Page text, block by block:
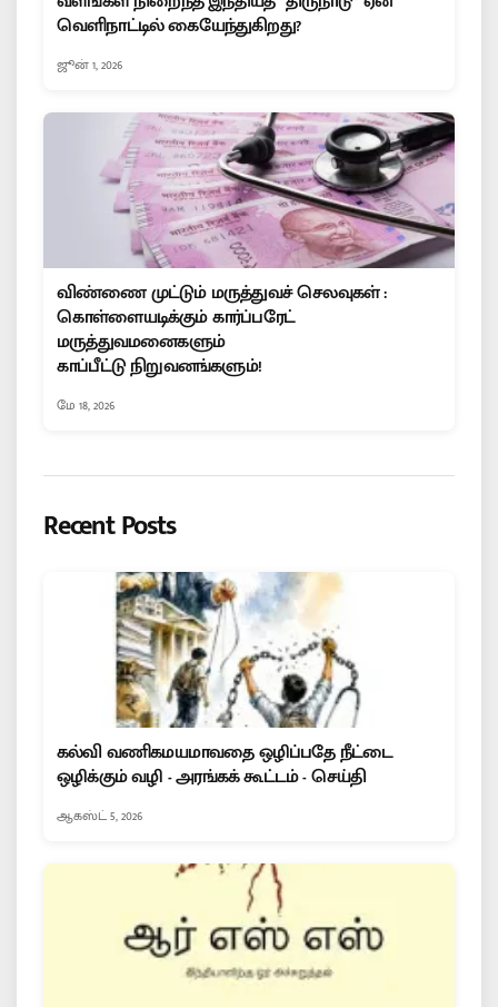
வெளிநாட்டில் கையேந்துகிறது?
ஜூன் 1, 2026
விண்ணை முட்டும் மருத்துவச் செலவுகள் :
கொள்ளையடிக்கும் கார்ப்பரேட்
மருத்துவமனைகளும்
காப்பீட்டு நிறுவனங்களும்!
மே 18, 2026
Recent Posts
கல்வி வணிகமயமாவதை ஒழிப்பதே நீட்டை
ஒழிக்கும் வழி - அரங்கக் கூட்டம் - செய்தி
ஆகஸ்ட் 5, 2026